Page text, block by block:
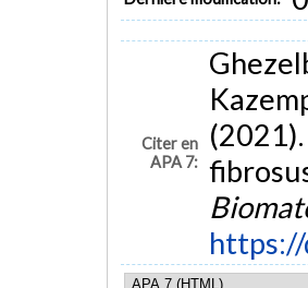
Citer en
APA 7: